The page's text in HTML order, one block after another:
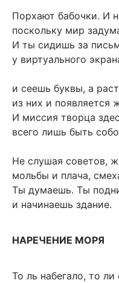
Порхают бабочки. И
поскольку мир
И ты сидишь за
у виртуального
и сеешь буквы, а
из них и появляется
И миссия творца
всего лишь быть
Не слушая советов,
мольбы и плача,
Ты думаешь. Ты
и начинаешь здание.
НАРЕЧЕНИЕ МОРЯ
То ль набегало, то ли